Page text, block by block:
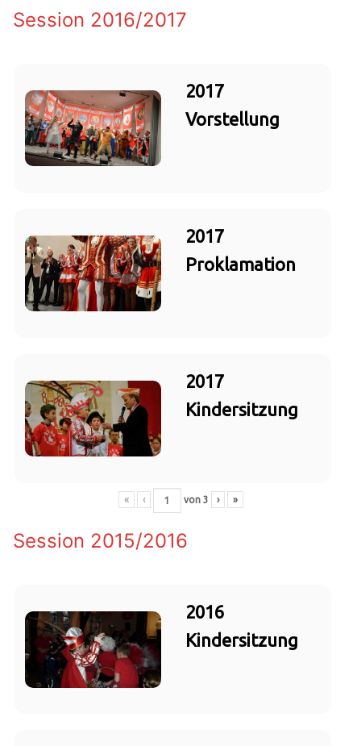
Session 2016/2017
2017
Vorstellung
2017
Proklamation
2017
Kindersitzung
« ‹ von 3 › »
Session 2015/2016
2016
Kindersitzung